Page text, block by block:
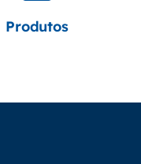
Produtos